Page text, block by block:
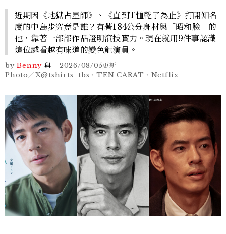
近期因《地獄占星師》、《直到T恤乾了為止》打開知名
度的中島步究竟是誰？有著184公分身材與「昭和臉」的
他，靠著一部部作品證明演技實力。現在就用9件事認識
這位越看越有味道的變色龍演員。
by Benny 與 - 2026/08/05更新
Photo／X@tshirts_tbs、TEN CARAT、Netflix